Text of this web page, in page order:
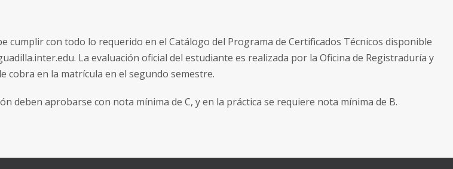
cumplir con todo lo requerido en el Catálogo del Programa de Certificados Técnicos disponible
La evaluación oficial del estudiante es realizada por la Oficina de Registraduría y
cobra en la matrícula en el segundo semestre.
deben aprobarse con nota mínima de C, y en la práctica se requiere nota mínima de B.